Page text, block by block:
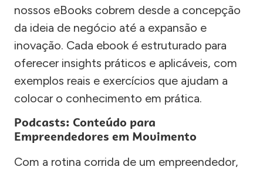
nossos eBooks cobrem desde a concepção
da ideia de negócio até a expansão e
inovação. Cada ebook é estruturado para
oferecer insights práticos e aplicáveis, com
exemplos reais e exercícios que ajudam a
colocar o conhecimento em prática.
Podcasts: Conteúdo para
Empreendedores em Movimento
Com a rotina corrida de um empreendedor,